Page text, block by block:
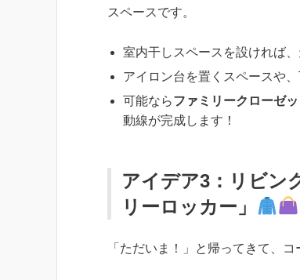
スペースです。
室内干しスペースを設ければ
アイロン台を置くスペースや
可能ならファミリークローゼ
動線が完成します！
アイデア3：リビン
リーロッカー」
「ただいま！」と帰ってきて、